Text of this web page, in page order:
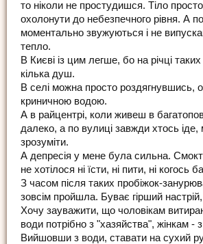
то ніколи не простудишся. Тіло
охолонути до небезпечного рівня. А
моментально звужуються і не
тепло.
В Києві із цим легше, бо на річці
кілька душ.
В селі можна просто роздягнувшись,
криничною водою.
А в райцентрі, коли живеш в
далеко, а по вулиці завжди хтось
зрозуміти.
А депресія у мене була сильна.
не хотілося ні їсти, ні пити, ні когось
З часом після таких пробіжок-
зовсім пройшла. Буває гірший
Хочу зауважити, що чоловікам
води потрібно з "хазяйства", жінкам -
Вийшовши з води, ставати на сухий